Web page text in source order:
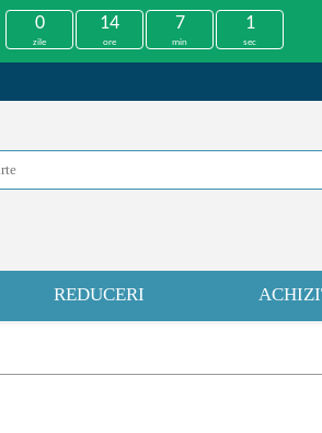
0
zile
14
ore
7
min
1
sec
REDUCERI